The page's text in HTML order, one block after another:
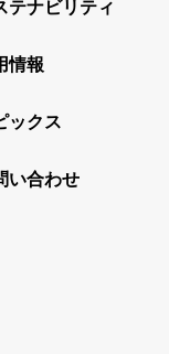
テナビリティ
情報
ックス
い合わせ